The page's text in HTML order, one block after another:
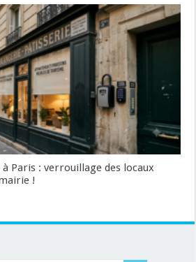
Paris : verrouillage des locaux
!